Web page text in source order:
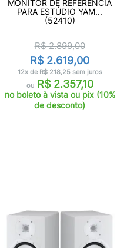
MONITOR DE REFERÊNCIA
PARA ESTÚDIO YAM...
(52410)
R$ 2.899,00
R$ 2.619,00
12x de R$ 218,25 sem juros
ouR$ 2.357,10
no boleto à vista ou pix (10%
de desconto)